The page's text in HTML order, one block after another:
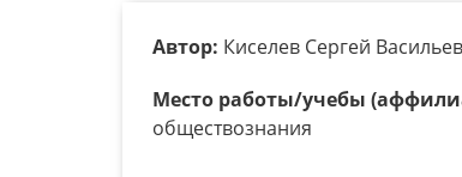
Автор: Киселев Сергей
Место работы/учебы
обществознания